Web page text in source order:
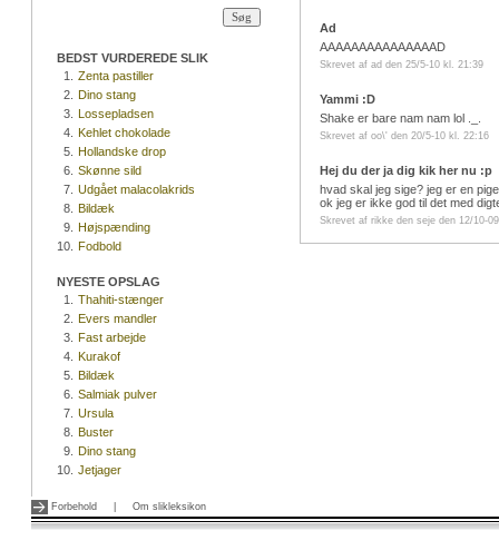
BEDST VURDEREDE SLIK
1.
Zenta pastiller
2. Dino stang
3. Lossepladsen
4. Kehlet chokolade
5. Hollandske drop
6. Skønne sild
7. Udgået malacolakrids
8. Bildæk
9. Højspænding
10. Fodbold
NYESTE OPSLAG
1.
Thahiti-stænger
2. Evers mandler
3. Fast arbejde
4. Kurakof
5. Bildæk
6. Salmiak pulver
7. Ursula
8. Buster
9. Dino stang
10. Jetjager
Ad
AAAAAAAAAAAAAAAD
Skrevet af ad den 25/5-10 kl. 21:39
Yammi :D
Shake er bare nam nam lol ._.
Skrevet af oo\' den 20/5-10 kl. 22:16
Hej du der ja dig kik her nu :p
hvad skal jeg sige? jeg er en
ok jeg er ikke god til det med
Skrevet af rikke den seje den 12/10-
Forbehold Om slikleksikon